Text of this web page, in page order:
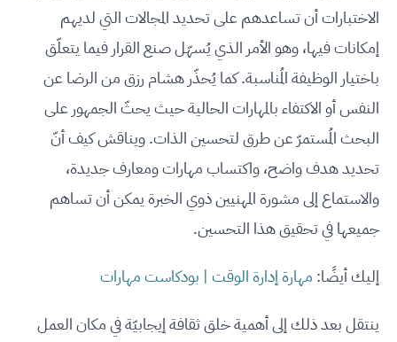
الاختبارات أن تساعدهم على تحديد المجالات التي لديهم
إمكانات فيها، وهو الأمر الذي يُسهّل صنع القرار فيما يتعلّق
باختيار الوظيفة المُناسبة. كما يُحذّر هشام رزق من الرضا عن
النفس أو الاكتفاء بالمهارات الحالية حيث يحثّ الجمهور على
البحث المُستمرّ عن طرق لتحسين الذات. ويناقش كيف أنّ
تحديد هدف واضح، واكتساب مهارات ومعارف جديدة،
والاستماع إلى مشورة المهنيين ذوي الخبرة يمكن أن تساهم
جميعها في تحقيق هذا التحسين.
إليك أيضًا: مهارة إدارة الوقت | بودكاست مهارات
ينتقل بعد ذلك إلى أهمية خلق ثقافة إيجابيّة في مكان العمل